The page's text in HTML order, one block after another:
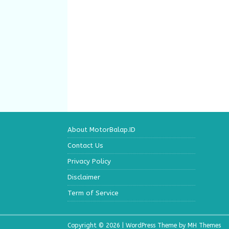
About MotorBalap.ID
Contact Us
Privacy Policy
Disclaimer
Term of Service
Copyright © 2026 | WordPress Theme by MH Themes